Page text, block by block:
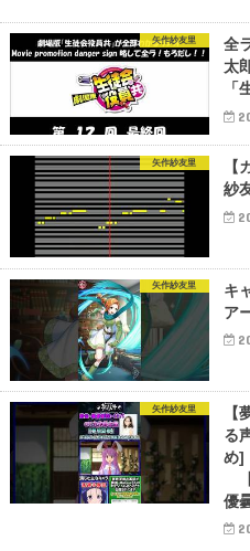
矢作紗友里
全
太
「
矢作紗友里
【
紗
矢作紗友里
キ
ア
矢作紗友里
【
る
め]
優